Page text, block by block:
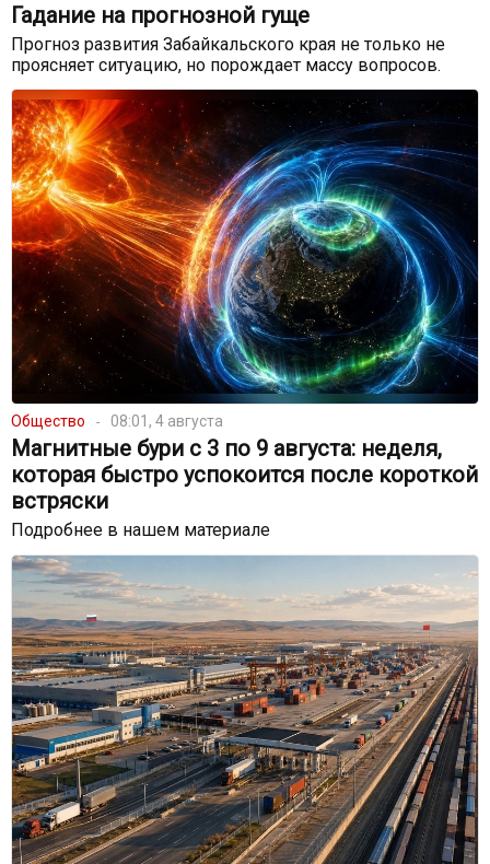
Гадание на прогнозной гуще
Прогноз развития Забайкальского края не только не
проясняет ситуацию, но порождает массу вопросов.
Общество 08:01, 4 августа
Магнитные бури с 3 по 9 августа: неделя,
которая быстро успокоится после короткой
встряски
Подробнее в нашем материале